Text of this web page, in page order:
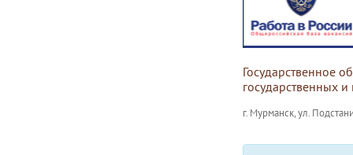
Государственное
государственных
г. Мурманск, ул.